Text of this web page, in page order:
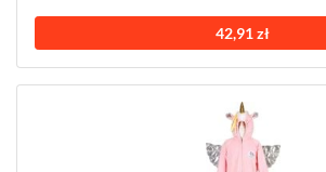
42,91 zł